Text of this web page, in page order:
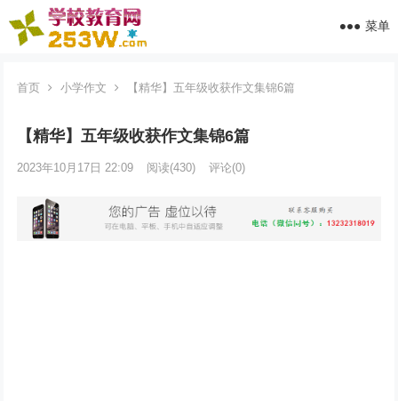
菜单
首页 小学作文 【精华】五年级收获作文集锦6篇
【精华】五年级收获作文集锦6篇
2023年10月17日 22:09 阅读(430) 评论(0)